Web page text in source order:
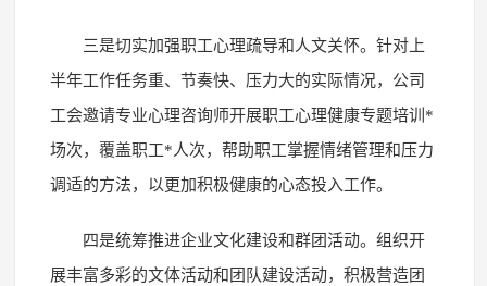
三是切实加强职工心理疏导和人文关怀。针对上
半年工作任务重、节奏快、压力大的实际情况，公司
工会邀请专业心理咨询师开展职工心理健康专题培训*
场次，覆盖职工*人次，帮助职工掌握情绪管理和压力
调适的方法，以更加积极健康的心态投入工作。
四是统筹推进企业文化建设和群团活动。组织开
展丰富多彩的文体活动和团队建设活动，积极营造团